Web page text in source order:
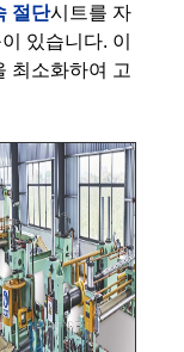
절단시트를 자
있습니다. 이
최소화하여 고